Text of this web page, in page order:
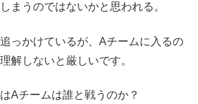
まうのではないかと思われる。
っかけているが、Aチームに入るの
解しないと厳しいです。
Aチームは誰と戦うのか？